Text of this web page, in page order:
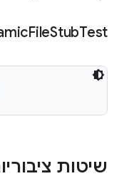
FileStubTest
שיטות